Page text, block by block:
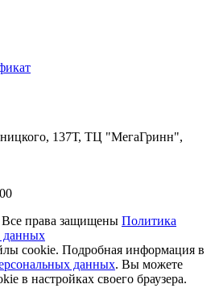
137Т, ТЦ "МегаГринн",
права защищены Политика
данных
cookie. Подробная информация в
данных. Вы можете
в настройках своего браузера.